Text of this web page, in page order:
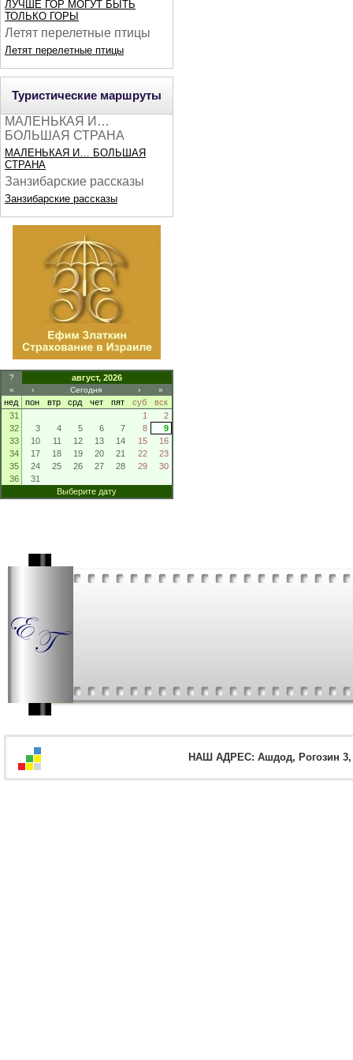
ЛУЧШЕ ГОР МОГУТ БЫТЬ
ТОЛЬКО ГОРЫ
Летят перелетные птицы
Летят перелетные птицы
Туристические маршруты
МАЛЕНЬКАЯ И…
БОЛЬШАЯ СТРАНА
МАЛЕНЬКАЯ И… БОЛЬШАЯ
СТРАНА
Занзибарские рассказы
Занзибарские рассказы
? август, 2026
« ‹ Сегодня › »
нед пон втр срд чет пят суб
вск
31
1
2
32
3 4 5 6 7 8
9
33
10 11 12 13 14 15
16
34
17 18 19 20 21 22
23
35
24 25 26 27 28 29
30
36
31
Выберите дату
НАШ АДРЕС: Ашдод, Рогозин 3,